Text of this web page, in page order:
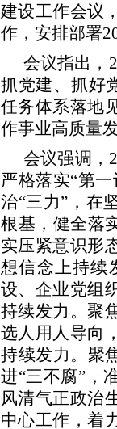
建设工作会议
作，安排部署
会议指出，
抓党建、抓好
任务体系落地
作事业高质量
会议强调，
严格落实“第
治“三力”，在
根基，健全落
实压紧意识形
想信念上持续
设、企业党组
持续发力。聚
选人用人导向
持续发力。聚
进“三不腐”，
风清气正政治
中心工作，着